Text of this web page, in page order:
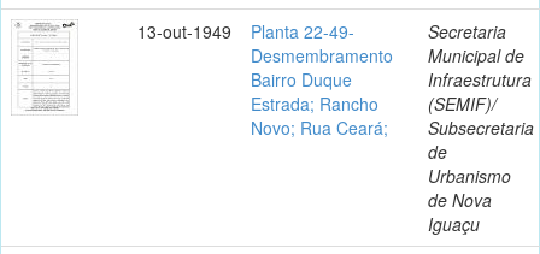
13-out-1949
Planta 22-49-
Desmembramento
Bairro Duque
Estrada; Rancho
Novo; Rua Ceará;
Secretaria
Municipal de
Infraestrutura
(SEMIF)/
Subsecretaria
de
Urbanismo
de Nova
Iguaçu